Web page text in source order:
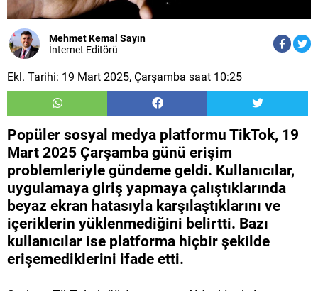
Mehmet Kemal Sayın
İnternet Editörü
Ekl. Tarihi: 19 Mart 2025, Çarşamba saat 10:25
Popüler sosyal medya platformu TikTok, 19
Mart 2025 Çarşamba günü erişim
problemleriyle gündeme geldi. Kullanıcılar,
uygulamaya giriş yapmaya çalıştıklarında
beyaz ekran hatasıyla karşılaştıklarını ve
içeriklerin yüklenmediğini belirtti. Bazı
kullanıcılar ise platforma hiçbir şekilde
erişemediklerini ifade etti.